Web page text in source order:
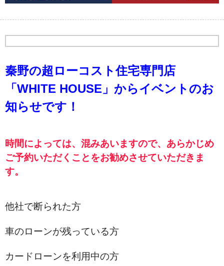
秦野の超ローコスト住宅専門店
「WHITE HOUSE」からイベントのお
知らせです！
時間によっては、混みあいますので、あらかじめ
ご予約いただくことをお勧めさせていただきま
す。
他社で断られた方
車のローンが残っている方
カードローンを利用中の方